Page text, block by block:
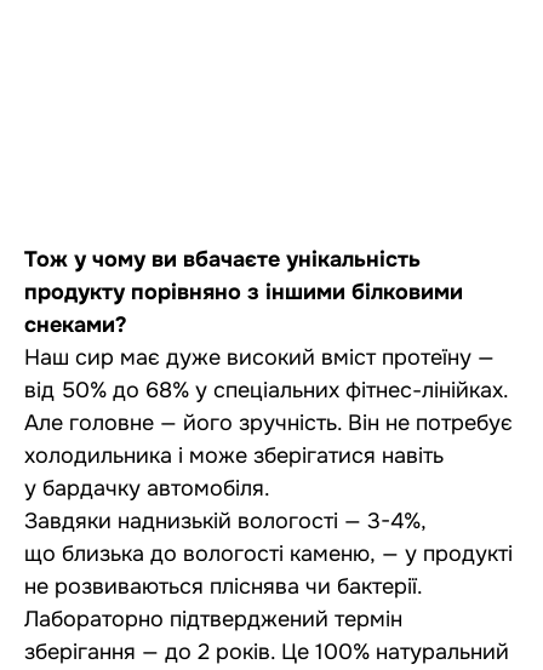
Тож у чому ви вбачаєте унікальність
продукту порівняно з іншими білковими
снеками?
Наш сир має дуже високий вміст протеїну —
від 50% до 68% у спеціальних фітнес-лінійках.
Але головне — його зручність. Він не потребує
холодильника і може зберігатися навіть
у бардачку автомобіля.
Завдяки наднизькій вологості — 3-4%,
що близька до вологості каменю, — у продукті
не розвиваються пліснява чи бактерії.
Лабораторно підтверджений термін
зберігання — до 2 років. Це 100% натуральний